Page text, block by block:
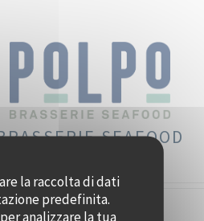
la raccolta di dati
predefinita.
analizzare la tua
SEAFOOD